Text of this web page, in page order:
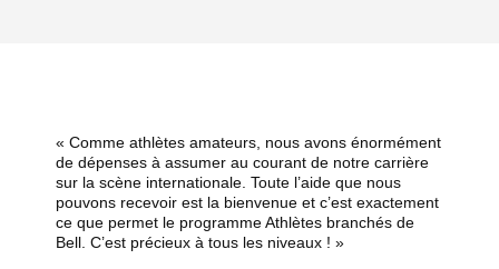
« Comme athlètes amateurs, nous avons énormément
de dépenses à assumer au courant de notre carrière
sur la scène internationale. Toute l’aide que nous
pouvons recevoir est la bienvenue et c’est exactement
ce que permet le programme Athlètes branchés de
Bell. C’est précieux à tous les niveaux ! »